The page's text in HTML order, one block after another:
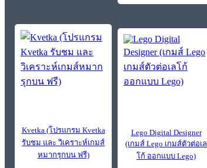
Kvetka (โปรแกรม Kvetka
รับชม และ วิเคราะห์เกมส์
หมากรุกบน ฟรี)
Lego Digital Designer
(เกมส์ Lego เกมส์ตัวต่อเล
โก้ ออกแบบ Lego)